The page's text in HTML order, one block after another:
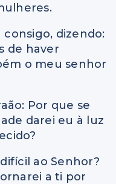
consigo, dizendo:
de haver
o meu senhor
Por que se
darei eu à luz
ao Senhor?
a ti por